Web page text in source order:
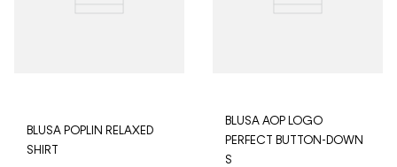
BLUSA POPLIN RELAXED
SHIRT
BLUSA AOP LOGO
PERFECT BUTTON-DOWN
S